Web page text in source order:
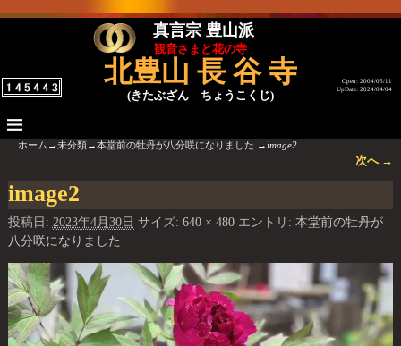
真言宗 豊山派
観音さまと花の寺
北豊山 長 谷 寺
(きたぶざん ちょうこくじ)
Open: 2004/05/11
UpDate: 2024/04/04
ホーム →未分類 →本堂前の牡丹が八分咲になりました →image2
次へ →
image2
投稿日: 2023年4月30日 サイズ: 640 × 480エントリ: 本堂前の牡丹が
八分咲になりました